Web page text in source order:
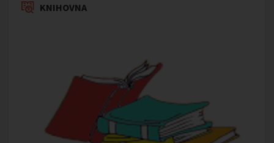
KNIHOVNA